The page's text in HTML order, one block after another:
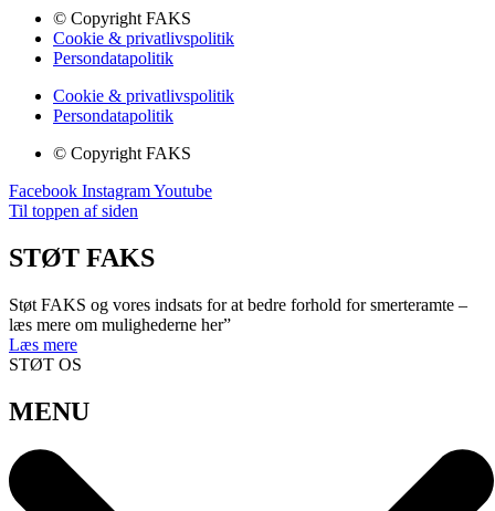
© Copyright FAKS
Cookie & privatlivspolitik
Persondatapolitik
Cookie & privatlivspolitik
Persondatapolitik
© Copyright FAKS
Facebook InstagramYoutube
Til toppen af siden
STØT FAKS
Støt FAKS og vores indsats for at bedre forhold for smerteramte –
læs mere om mulighederne her”
Læs mere
STØT OS
MENU